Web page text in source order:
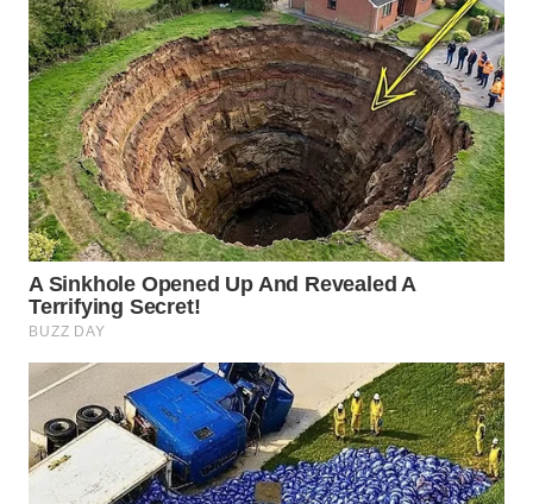
WN
PAKPAK
WN
KARAWANG
WN
BEKASI
WN
BOGOR
WN
DEPOK
WN